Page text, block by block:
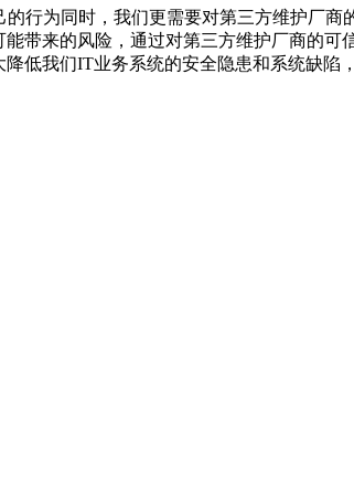
行为同时，我们更需要对第三方维护厂
带来的风险，通过对第三方维护厂商的可
低我们IT业务系统的安全隐患和系统缺陷